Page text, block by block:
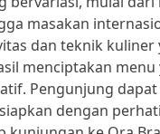
masakan
dan teknik kuliner
menciptakan menu
Pengunjung
dengan